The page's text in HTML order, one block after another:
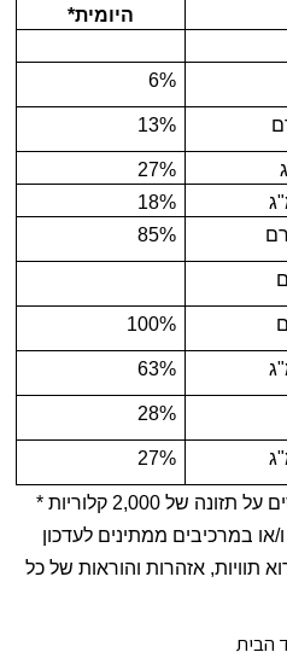
היומית*
6%
13%
27%
18%
85%
100%
63%
28%
27%
של 2,000 קלוריות *
ו/או במרכיבים ממתינים לעדכון
תוויות, אזהרות והוראות של כל
הבית